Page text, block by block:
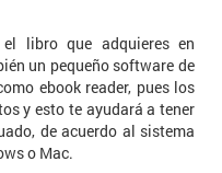
libro que adquieres en
un pequeño software de
ebook reader, pues los
y esto te ayudará a tener
de acuerdo al sistema
o Mac.